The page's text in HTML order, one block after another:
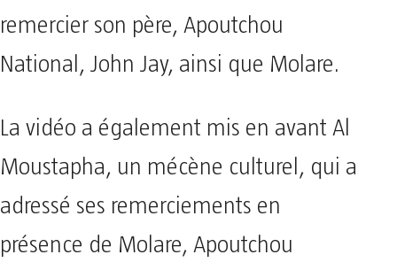
remercier son père, Apoutchou
National, John Jay, ainsi que Molare.
La vidéo a également mis en avant Al
Moustapha, un mécène culturel, qui a
adressé ses remerciements en
présence de Molare, Apoutchou